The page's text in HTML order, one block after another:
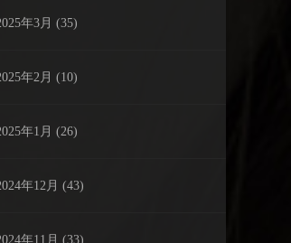
年3月 (35)
年2月 (10)
年1月 (26)
年12月 (43)
年11月 (33)